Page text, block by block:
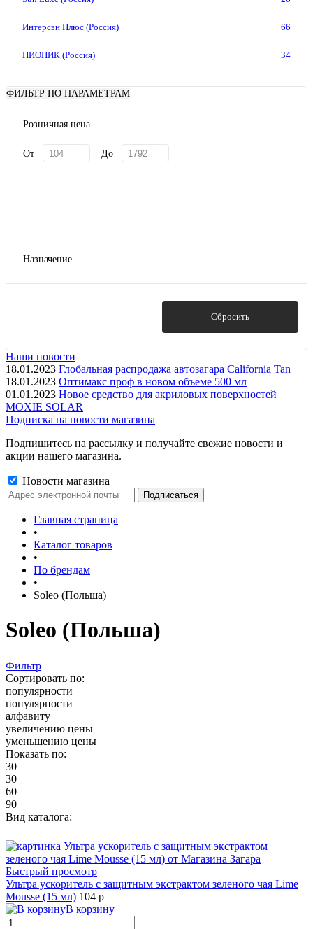
Интерсэн Плюс (Россия) 66
НИОПИК (Россия) 34
ФИЛЬТР ПО ПАРАМЕТРАМ
Розничная цена
От До
Назначение
После загара
Показать ещё 4
Сбросить
Наши новости
18.01.2023 Глобальная распродажа автозагара California Tan
18.01.2023 Оптимакс проф в новом объеме 500 мл
01.01.2023 Новое средство для акриловых поверхностей
MOXIE SOLAR
Подписка на новости магазина
Подпишитесь на рассылку и получайте свежие новости и
акции нашего магазина.
Новости магазина
Главная страница
•
Каталог товаров
•
По брендам
•
Soleo (Польша)
Soleo (Польша)
Фильтр
Сортировать по:
популярности
популярности
алфавиту
увеличению цены
уменьшению цены
Показать по:
30
30
60
90
Вид каталога:
Быстрый просмотр
Ультра ускоритель с защитным экстрактом зеленого чая Lime
Mousse (15 мл) 104 р
В корзину